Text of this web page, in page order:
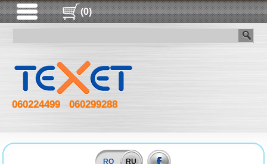
(0)
060224499 060299288
RO RU